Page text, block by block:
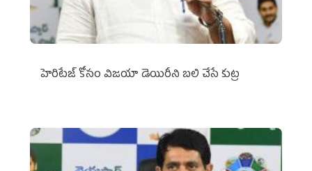
హెరిటేజ్ కోసం విజయా డెయిరీని బలి చేసే కుట్ర‌